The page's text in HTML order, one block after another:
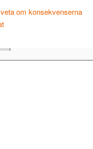
om konsekvenserna